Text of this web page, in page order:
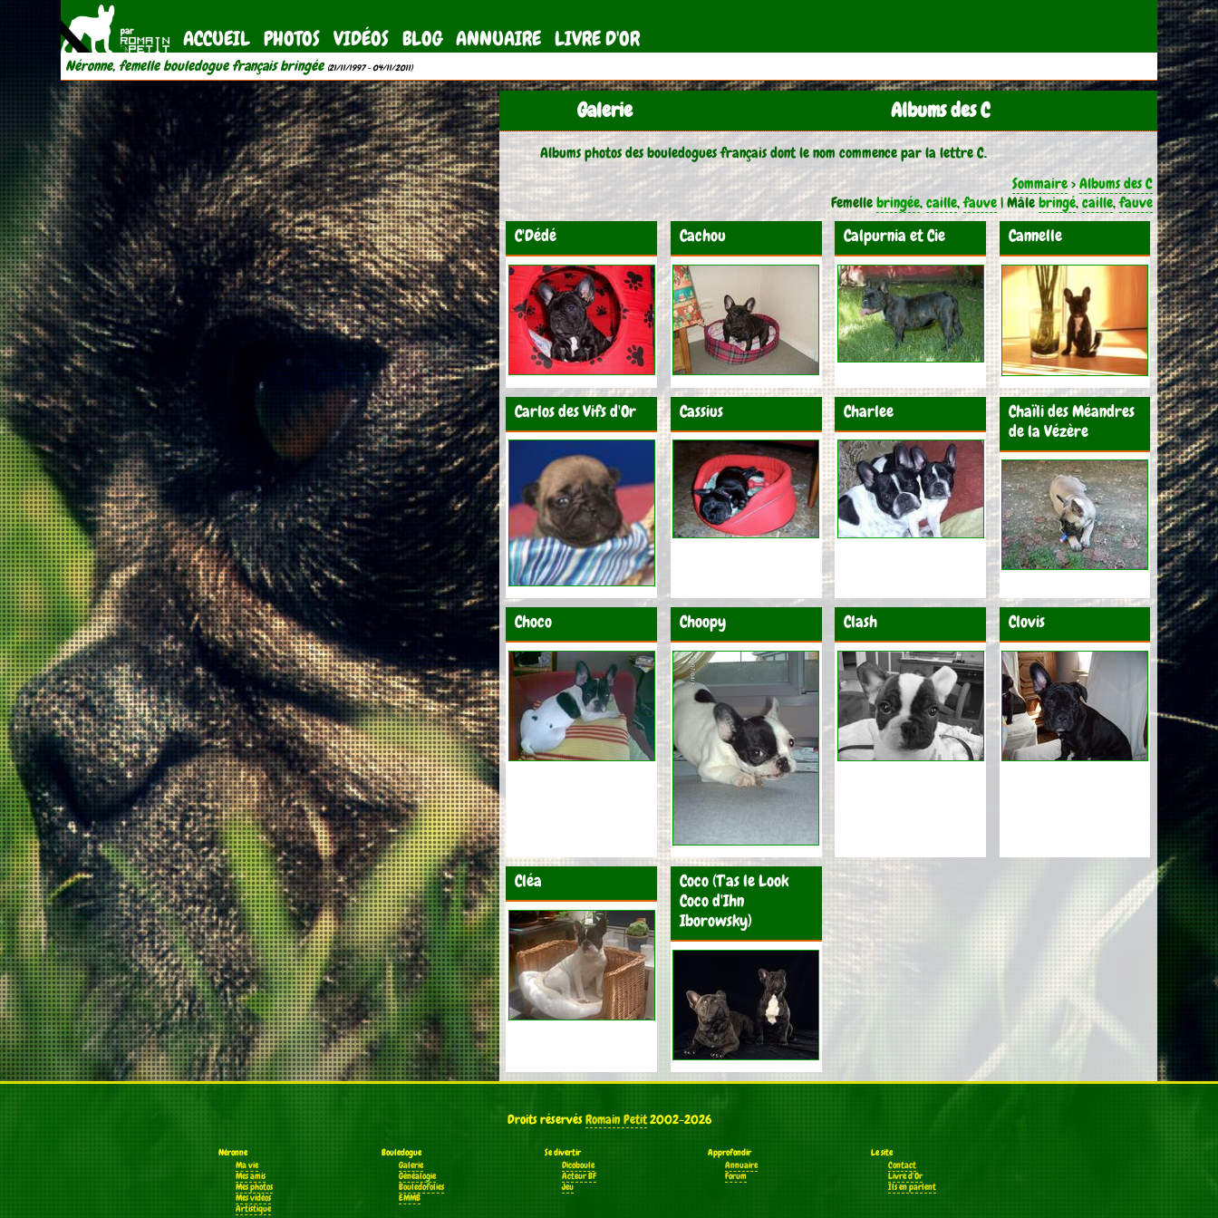
ACCUEIL PHOTOS VIDÉOS BLOG ANNUAIRE LIVRE D'OR
Néronne, femelle bouledogue français bringée (21/11/1997 - 04/11/2011)
Galerie Albums des C
Albums photos des bouledogues français dont le nom commence par la lettre C.
Sommaire>Albums des C
Femellebringée,caille,fauve| Mâlebringé,caille,fauve
C'Dédé Cachou Calpurnia et Cie Cannelle
Carlos des Vifs d'Or Cassius Charlee
Chaïli des Méandres
de la Vézère
Choco Choopy Clash Clovis
Cléa
Coco (T'as le Look
Coco d'Ihn
Iborowsky)
Droits réservésRomain Petit2002-2026
Néronne
Ma vie
Mes amis
Mes photos
Mes vidéos
Artistique
Bouledogue
Galerie
Généalogie
Bouledofolies
EMMB
Se divertir
Dicoboule
Acteur BF
Jeu
Approfondir
Annuaire
Forum
Le site
Contact
Livre d'Or
Ils en parlent